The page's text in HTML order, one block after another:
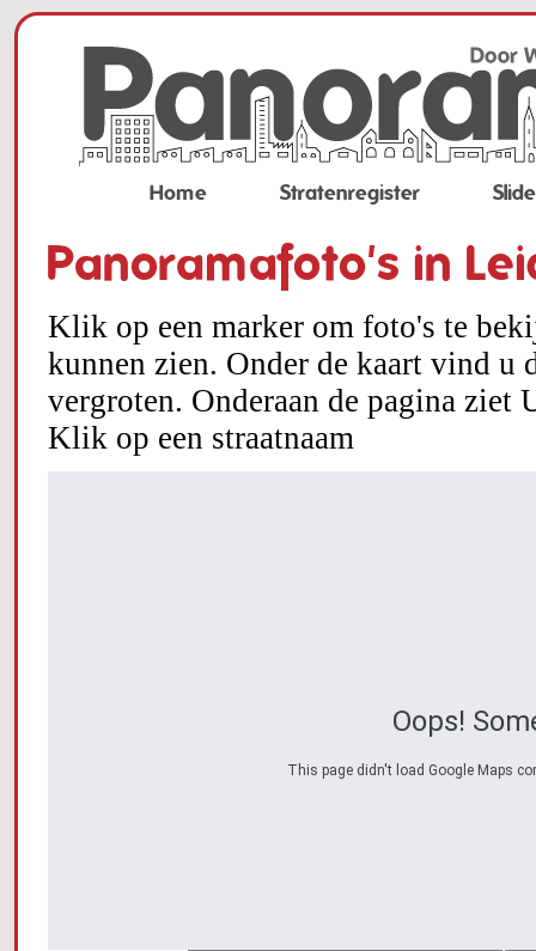
Home Stratenregister
Panoramafoto's in
Klik op een marker om foto's te
kunnen zien. Onder de kaart vind
vergroten. Onderaan de pagina ziet
Klik op een straatnaam
Oops!
This page didn't load Google Maps